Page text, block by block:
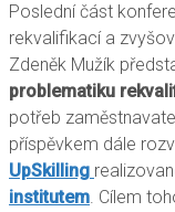
Poslední část
rekvalifikací a
Zdeněk Mužík
problematiku
potřeb
příspěvkem dále
UpSkilling
institutem. Cílem